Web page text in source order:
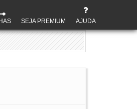
SEJA PREMIUM AJUDA